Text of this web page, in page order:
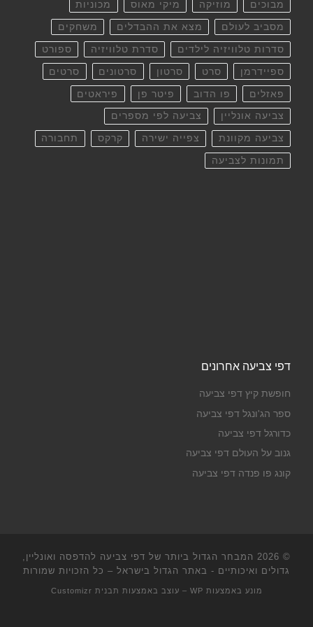
מבוכים מוזיקה מיקי מאוס מכוניות
מסביב לעולם מצא את ההבדלים משחקים
סדרות טלוויזיה לילדים סדרת טלוויזיה ספורט
ספיידרמן סרט סרטון סרטונים סרטים
פאזלים פו הדוב פיטר פן פיראטים
צביעה אונליין צביעה לפי מספרים
צביעה מקוונת צפייה ישירה קרקס תחבורה
תמונות לצביעה
דפי צביעה אחרונים
חופשת קיץ דפי צביעה
ספר הג'ונגל דפי צביעה
כדורגל דפי צביעה
גנוב על העולם דפי צביעה
קונג פו פנדה דפי צביעה
© 2026
המבחר הגדול ביותר של דפי צביעה להדפסה ואונליין,
גדולים ואיכותיים - באתר הגדול בישראל – כל הזכויות שמורות
מונע באמצעות WP – עוצב באמצעות תבנית Customizr